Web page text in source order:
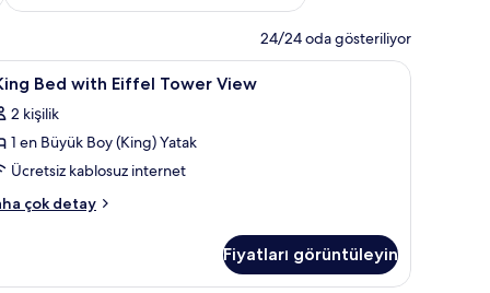
24/24 oda gösteriliyor
güneşlik/perde Kaliteli yatak takımı, odada kasa, masa,
7 Bed with Eiffel Tower View
2 kişilik
1 en Büyük Boy (King) Yatak
Ücretsiz kablosuz internet
çok detay
Fiyatları görüntüleyin